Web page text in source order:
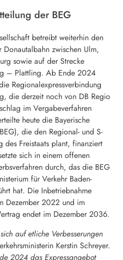
der BEG
betreibt weiterhin den
zwischen Ulm,
sowie auf der Strecke
– Plattling. Ab Ende 2024
Regionalexpressverbindung
die derzeit noch von DB Regio
im Vergabeverfahren
heute die Bayerische
die den Regional- und S-
des Freistaats plant, finanziert
sich in einem offenen
durch, das die BEG
für Verkehr Baden-
hat. Die Inbetriebnahme
Dezember 2022 und im
endet im Dezember 2036.
auf etliche Verbesserungen
Kerstin Schreyer.
2024 das Expressangebot